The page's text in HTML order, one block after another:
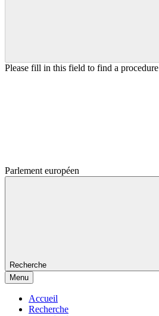
Please fill in this field to find a procedure
Parlement européen
Recherche
Menu
Accueil
Recherche